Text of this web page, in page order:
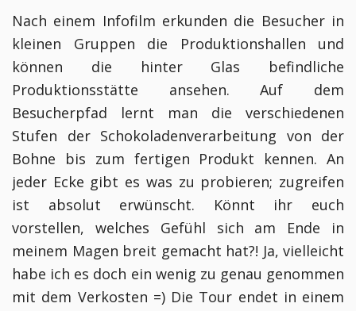
Nach einem Infofilm erkunden die Besucher in
kleinen Gruppen die Produktionshallen und
können die hinter Glas befindliche
Produktionsstätte ansehen. Auf dem
Besucherpfad lernt man die verschiedenen
Stufen der Schokoladenverarbeitung von der
Bohne bis zum fertigen Produkt kennen. An
jeder Ecke gibt es was zu probieren; zugreifen
ist absolut erwünscht. Könnt ihr euch
vorstellen, welches Gefühl sich am Ende in
meinem Magen breit gemacht hat?! Ja, vielleicht
habe ich es doch ein wenig zu genau genommen
mit dem Verkosten =) Die Tour endet in einem